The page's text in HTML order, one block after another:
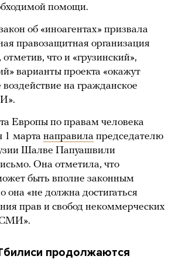
помощи.
об «иноагентах» призвала
правозащитная организация
, отметив, что и «грузинский»,
варианты проекта «окажут
на гражданское
Европы по правам человека
1 марта направила председателю
Шалве Папуашвили
Она отметила, что
быть вполне законным
она «не должна достигаться
прав и свобод некоммерческих
СМИ».
продолжаются